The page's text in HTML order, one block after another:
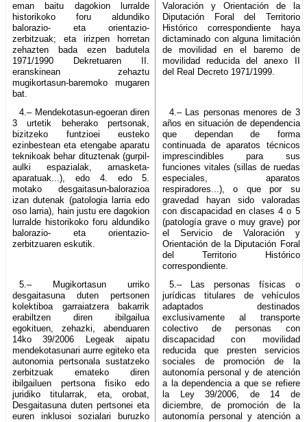
eman baitu dagokion lurralde
historikoko foru aldundiko
balorazio- eta orientazio-
zerbitzuak; eta irizpen horretan
zehazten bada ezen badutela
1971/1990 Dekretuaren II.
eranskinean zehaztu
mugikortasun-baremoko mugaren
bat.
Valoración y Orientación de la
Diputación Foral del Territorio
Histórico correspondiente haya
dictaminado con alguna limitación
de movilidad en el baremo de
movilidad reducida del anexo II
del Real Decreto 1971/1999.
4.– Mendekotasun-egoeran diren
3 urtetik beherako pertsonak,
bizitzeko funtzioei eusteko
ezinbestean eta etengabe aparatu
teknikoak behar dituztenak (gurpil-
aulki espazialak, arnasketa-
aparatuak...), edo 4. edo 5.
motako desgaitasun-balorazioa
izan dutenak (patologia larria edo
oso larria), hain justu ere dagokion
lurralde historikoko foru aldundiko
balorazio- eta orientazio-
zerbitzuaren eskutik.
4.– Las personas menores de 3
años en situación de dependencia
que dependan de forma
continuada de aparatos técnicos
imprescindibles para sus
funciones vitales (sillas de ruedas
especiales, aparatos
respiradores...), o que por su
gravedad hayan sido valoradas
con discapacidad en clases 4 o 5
(patología grave o muy grave) por
el Servicio de Valoración y
Orientación de la Diputación Foral
del Territorio Histórico
correspondiente.
5.– Mugikortasun urriko
desgaitasuna duten pertsonen
kolektiboa garraiatzera bakarrik
erabiltzen diren ibilgailua
egokituen, zehazki, abenduaren
14ko 39/2006 Legeak aipatu
mendekotasunari aurre egiteko eta
autonomia pertsonala sustatzeko
zerbitzuak emateko diren
ibilgailuen pertsona fisiko edo
juridiko titularrak, eta, orobat,
Desgaitasuna duten pertsonei eta
euren inklusoi sozialari buruzko
5.– Las personas físicas o
jurídicas titulares de vehículos
adaptados destinados
exclusivamente al transporte
colectivo de personas con
discapacidad con movilidad
reducida que presten servicios
sociales de promoción de la
autonomía personal y de atención
a la dependencia a que se refiere
la Ley 39/2006, de 14 de
diciembre, de promoción de la
autonomía personal y atención a